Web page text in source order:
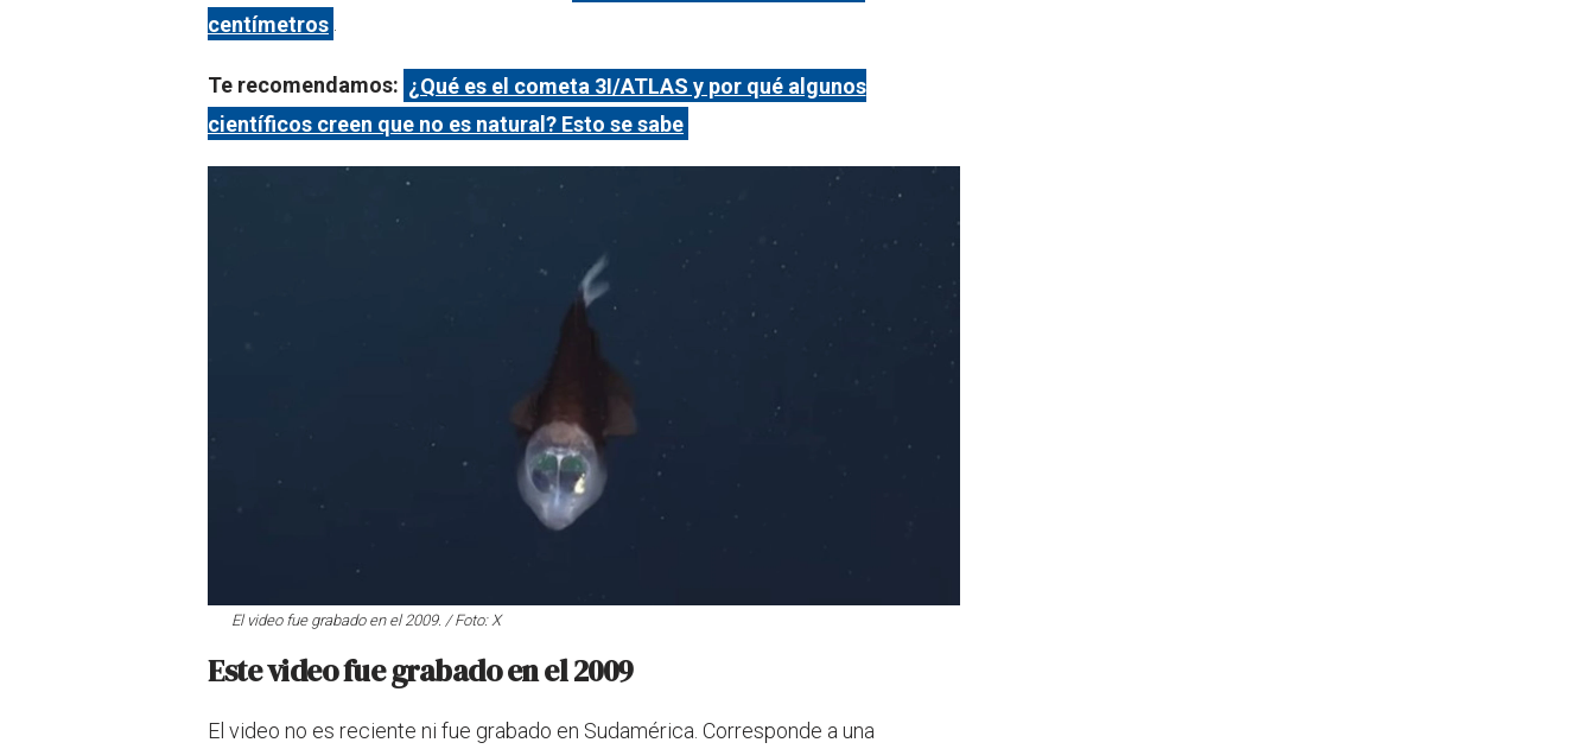
centímetros .
Te recomendamos: ¿Qué es el cometa 3I/ATLAS y por qué algunos
científicos creen que no es natural? Esto se sabe
El video fue grabado en el 2009. / Foto: X
Este video fue grabado en el 2009
El video no es reciente ni fue grabado en Sudamérica. Corresponde a una